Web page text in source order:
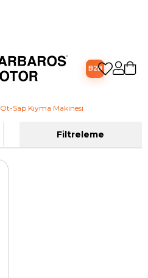
B2B
Ot-Sap Kıyma Makinesi
Filtreleme